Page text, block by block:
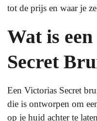
tot de prijs en waar je
Wat is
Secret
Een Victorias Secret
die is ontworpen om
op je huid achter te